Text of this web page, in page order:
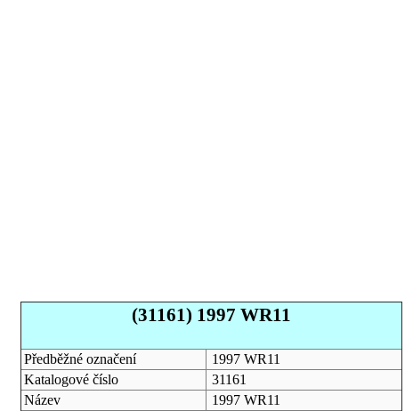
(31161) 1997 WR11
Předběžné označení
1997 WR11
Katalogové číslo
31161
Název
1997 WR11